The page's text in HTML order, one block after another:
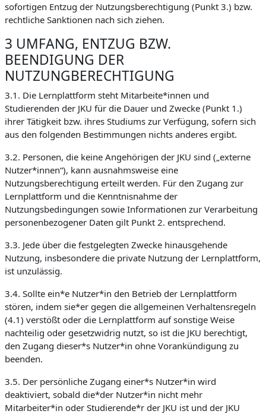
sofortigen Entzug der Nutzungsberechtigung (Punkt 3.) bzw.
rechtliche Sanktionen nach sich ziehen.
3 UMFANG, ENTZUG BZW.
BEENDIGUNG DER
NUTZUNGBERECHTIGUNG
3.1. Die Lernplattform steht Mitarbeite*innen und
Studierenden der JKU für die Dauer und Zwecke (Punkt 1.)
ihrer Tätigkeit bzw. ihres Studiums zur Verfügung, sofern sich
aus den folgenden Bestimmungen nichts anderes ergibt.
3.2. Personen, die keine Angehörigen der JKU sind („externe
Nutzer*innen“), kann ausnahmsweise eine
Nutzungsberechtigung erteilt werden. Für den Zugang zur
Lernplattform und die Kenntnisnahme der
Nutzungsbedingungen sowie Informationen zur Verarbeitung
personenbezogener Daten gilt Punkt 2. entsprechend.
3.3. Jede über die festgelegten Zwecke hinausgehende
Nutzung, insbesondere die private Nutzung der Lernplattform,
ist unzulässig.
3.4. Sollte ein*e Nutzer*in den Betrieb der Lernplattform
stören, indem sie*er gegen die allgemeinen Verhaltensregeln
(4.1) verstößt oder die Lernplattform auf sonstige Weise
nachteilig oder gesetzwidrig nutzt, so ist die JKU berechtigt,
den Zugang dieser*s Nutzer*in ohne Vorankündigung zu
beenden.
3.5. Der persönliche Zugang einer*s Nutzer*in wird
deaktiviert, sobald die*der Nutzer*in nicht mehr
Mitarbeiter*in oder Studierende*r der JKU ist und der JKU